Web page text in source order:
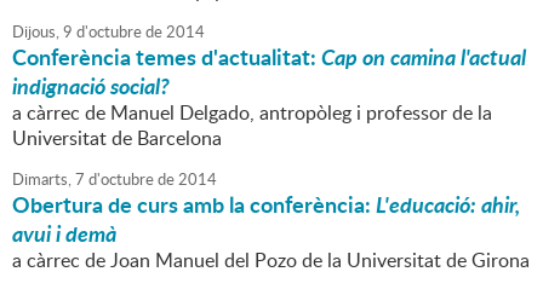
Dijous,9 d'octubrede2014
Conferència temes d'actualitat:Cap on camina l'actual
indignació social?
a càrrec de Manuel Delgado, antropòleg i professor de la
Universitat de Barcelona
Dimarts,7 d'octubrede2014
Obertura de curs amb la conferència:L'educació: ahir,
avui i demà
a càrrec de Joan Manuel del Pozo de la Universitat de Girona